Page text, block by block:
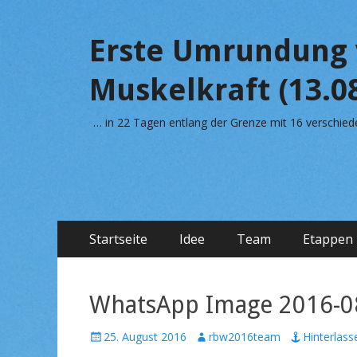
Erste
Muskelkraft
… in 22 Tagen entlang der Grenze mit 16
Primäres
Menü
Zum
Inhalt
Startseite Idee Team Etappen
WhatsApp Image 2016-
V 25. August 2016
A rbw2016team